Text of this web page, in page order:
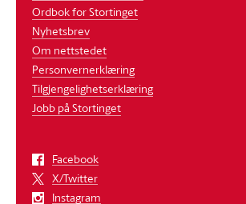
Ordbok for Stortinget
Nyhetsbrev
Om nettstedet
Personvernerklæring
Tilgjengelighetserklæring
Jobb på Stortinget
Facebook
X/Twitter
Instagram